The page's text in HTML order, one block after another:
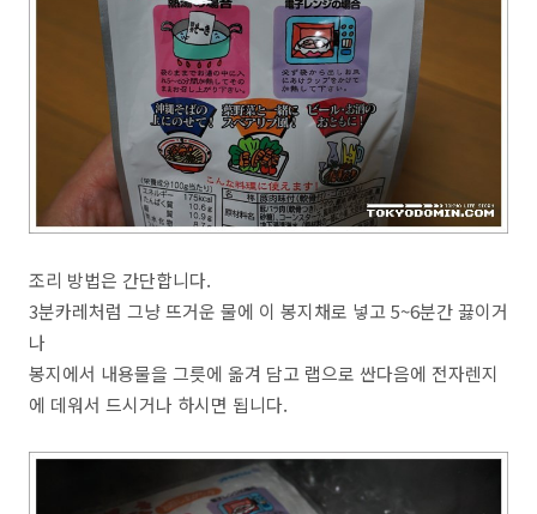
조리 방법은 간단합니다.
3분카레처럼 그냥 뜨거운 물에 이 봉지채로 넣고 5~6분간 끓이거
나
봉지에서 내용물을 그릇에 옮겨 담고 랩으로 싼다음에 전자렌지
에 데워서 드시거나 하시면 됩니다.